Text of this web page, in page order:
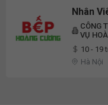
Nhân
CÔNG
VỤ
10 - 19
Hà Nội